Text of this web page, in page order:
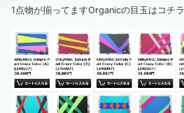
1点物が揃ってますOrganicの目玉はコチラ